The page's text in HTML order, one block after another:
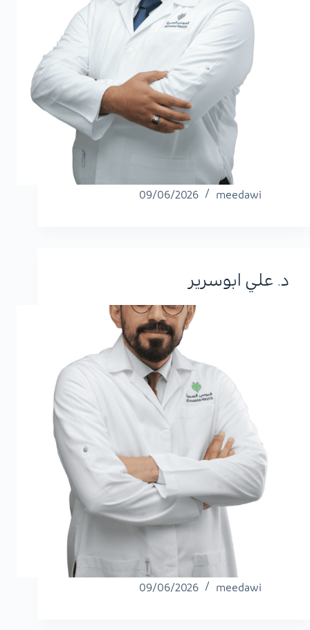
meedawi
09/06/2026
د. علي ابوسرير
meedawi
09/06/2026